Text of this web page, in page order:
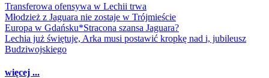
Transferowa ofensywa w Lechii trwa
Młodzież z Jaguara nie zostaje w Trójmieście
Europa w Gdańsku*Stracona szansa Jaguara?
Lechia już świętuje, Arka musi postawić kropkę nad i, jubileusz
Budziwojskiego
więcej ...